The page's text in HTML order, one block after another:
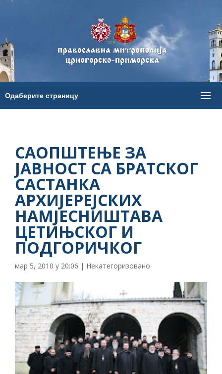
САОПШТЕЊЕ ЗА
ЈАВНОСТ СА БРАТСКОГ
САСТАНКА
АРХИЈЕРЕЈСКИХ
НАМЈЕСНИШТАВА
ЦЕТИЊСКОГ И
ПОДГОРИЧКОГ
мар 5, 2010 у 20:06 | Некатегоризовано